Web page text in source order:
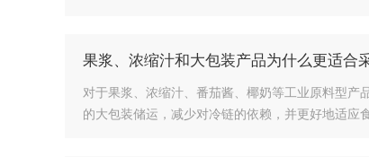
果浆、浓缩汁和大包装产品为什么更适合
对于果浆、浓缩汁、番茄酱、椰奶等工业原料型
的大包装储运，减少对冷链的依赖，并更好地适应